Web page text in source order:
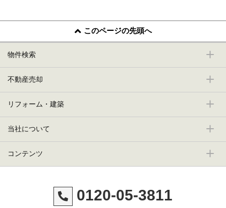
このページの先頭へ
物件検索
不動産売却
リフォーム・建築
当社について
コンテンツ
0120-05-3811